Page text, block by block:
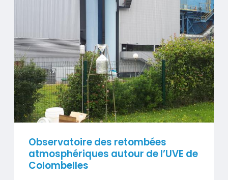
Visuel
Observatoire des retombées
atmosphériques autour de l’UVE de
Colombelles